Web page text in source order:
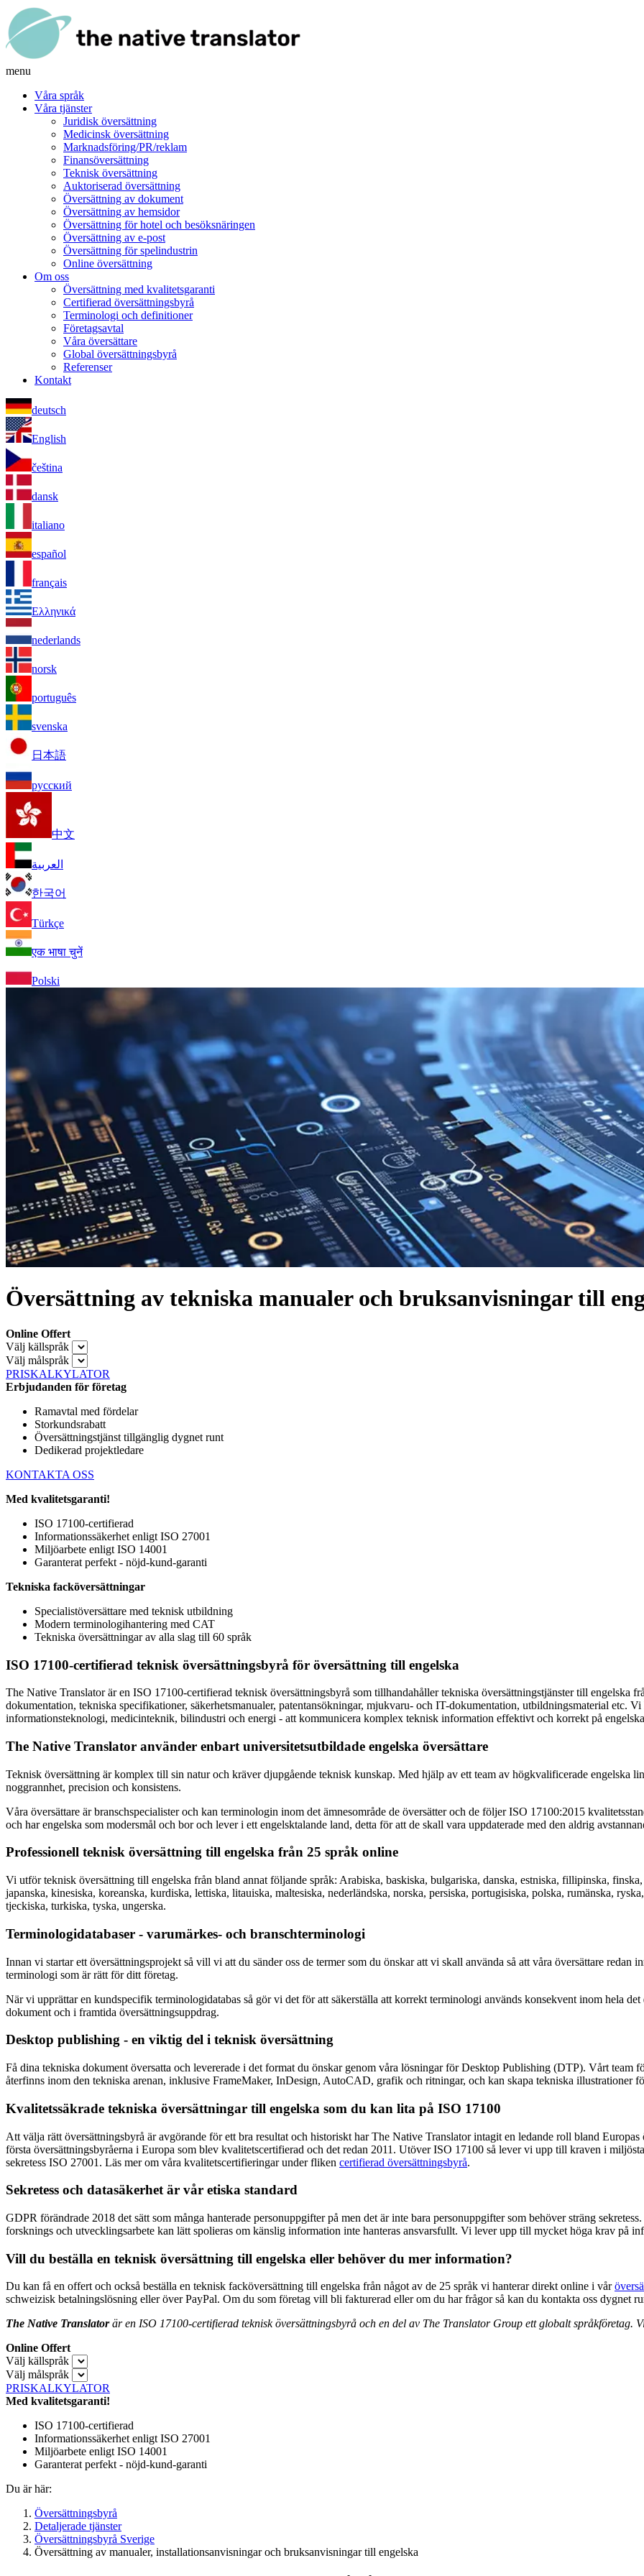
menu
Våra språk
Våra tjänster
Juridisk översättning
Medicinsk översättning
Marknadsföring/PR/reklam
Finansöversättning
Teknisk översättning
Auktoriserad översättning
Översättning av dokument
Översättning av hemsidor
Översättning för hotel och besöksnäringen
Översättning av e-post
Översättning för spelindustrin
Online översättning
Om oss
Översättning med kvalitetsgaranti
Certifierad översättningsbyrå
Terminologi och definitioner
Företagsavtal
Våra översättare
Global översättningsbyrå
Referenser
Kontakt
deutsch
English
čeština
dansk
italiano
español
français
Ελληνικά
nederlands
norsk
português
svenska
日本語
русский
中文
العربية
한국어
Türkçe
एक भाषा चुनें
Polski
Översättning av tekniska manualer och bruksanvisningar till
Online Offert
Välj källspråk
Välj målspråk
PRISKALKYLATOR
Erbjudanden för företag
Ramavtal med fördelar
Storkundsrabatt
Översättningstjänst tillgänglig dygnet runt
Dedikerad projektledare
KONTAKTA OSS
Med kvalitetsgaranti!
ISO 17100-certifierad
Informationssäkerhet enligt ISO 27001
Miljöarbete enligt ISO 14001
Garanterat perfekt - nöjd-kund-garanti
Tekniska facköversättningar
Specialistöversättare med teknisk utbildning
Modern terminologihantering med CAT
Tekniska översättningar av alla slag till 60 språk
ISO 17100-certifierad teknisk översättningsbyrå för översättning till engelska
The Native Translator är en ISO 17100-certifierad teknisk översättningsbyrå som tillhandahåller tekniska översättningstjänster till engelska
dokumentation, tekniska specifikationer, säkerhetsmanualer, patentansökningar, mjukvaru- och IT-dokumentation, utbildningsmaterial etc.
informationsteknologi, medicinteknik, bilindustri och energi - att kommunicera komplex teknisk information effektivt och korrekt på
The Native Translator använder enbart universitetsutbildade engelska översättare
Teknisk översättning är komplex till sin natur och kräver djupgående teknisk kunskap. Med hjälp av ett team av högkvalificerade engelska
noggrannhet, precision och konsistens.
Våra översättare är branschspecialister och kan terminologin inom det ämnesområde de översätter och de följer ISO 17100:2015
och har engelska som modersmål och bor och lever i ett engelsktalande land, detta för att de skall vara uppdaterade med den aldrig
Professionell teknisk översättning till engelska från 25 språk online
Vi utför teknisk översättning till engelska från bland annat följande språk: Arabiska, baskiska, bulgariska, danska, estniska, fillipinska,
japanska, kinesiska, koreanska, kurdiska, lettiska, litauiska, maltesiska, nederländska, norska, persiska, portugisiska, polska, rumänska,
tjeckiska, turkiska, tyska, ungerska.
Terminologidatabaser - varumärkes- och branschterminologi
Innan vi startar ett översättningsprojekt så vill vi att du sänder oss de termer som du önskar att vi skall använda så att våra översättare redan
terminologi som är rätt för ditt företag.
När vi upprättar en kundspecifik terminologidatabas så gör vi det för att säkerställa att korrekt terminologi används konsekvent inom hela
dokument och i framtida översättningsuppdrag.
Desktop publishing - en viktig del i teknisk översättning
Få dina tekniska dokument översatta och levererade i det format du önskar genom våra lösningar för Desktop Publishing (DTP). Vårt team
återfinns inom den tekniska arenan, inklusive FrameMaker, InDesign, AutoCAD, grafik och ritningar, och kan skapa tekniska illustrationer
Kvalitetssäkrade tekniska översättningar till engelska som du kan lita på ISO 17100
Att välja rätt översättningsbyrå är avgörande för ett bra resultat och historiskt har The Native Translator intagit en ledande roll bland
första översättningsbyråerna i Europa som blev kvalitetscertifierad och det redan 2011. Utöver ISO 17100 så lever vi upp till kraven i
sekretess ISO 27001. Läs mer om våra kvalitetscertifieringar under fliken certifierad översättningsbyrå.
Sekretess och datasäkerhet är vår etiska standard
GDPR förändrade 2018 det sätt som många hanterade personuppgifter på men det är inte bara personuppgifter som behöver sträng
forsknings och utvecklingsarbete kan lätt spolieras om känslig information inte hanteras ansvarsfullt. Vi lever upp till mycket höga krav på
Vill du beställa en teknisk översättning till engelska eller behöver du mer information?
Du kan få en offert och också beställa en teknisk facköversättning till engelska från något av de 25 språk vi hanterar direkt online i vår
schweizisk betalningslösning eller över PayPal. Om du som företag vill bli fakturerad eller om du har frågor så kan du kontakta oss dygnet
The Native Translatorär en ISO 17100-certifierad teknisk översättningsbyrå och en del av The Translator Group ett globalt språkföretag.
Online Offert
Välj källspråk
Välj målspråk
PRISKALKYLATOR
Med kvalitetsgaranti!
ISO 17100-certifierad
Informationssäkerhet enligt ISO 27001
Miljöarbete enligt ISO 14001
Garanterat perfekt - nöjd-kund-garanti
Du är här:
Översättningsbyrå
Detaljerade tjänster
Översättningsbyrå Sverige
Översättning av manualer, installationsanvisningar och bruksanvisningar till engelska